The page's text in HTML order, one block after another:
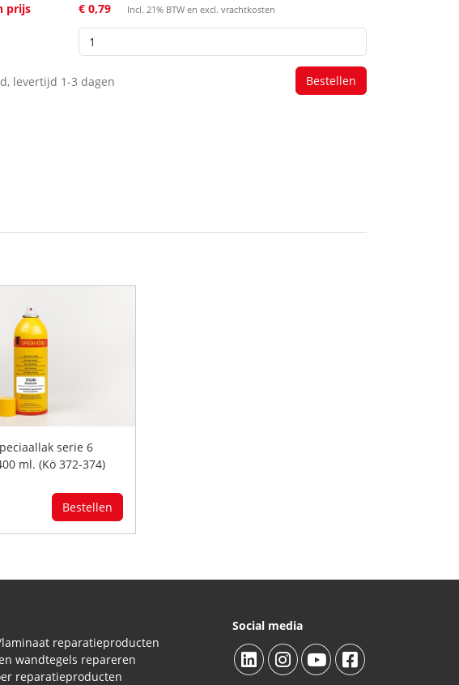
prijs € 0,79 Incl. 21% BTW en excl. vrachtkosten
levertijd 1-3 dagen
serie 6
ml. (Kö 372-374)
Bestellen
laminaat reparatieproducten
wandtegels repareren
reparatieproducten
Social media